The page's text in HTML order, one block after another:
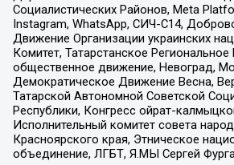
Социалистических Районов, Meta
Instagram, WhatsApp, СИЧ-С14,
Движение Организации украинских
Комитет, Татарстанское Региональное
общественное движение, Невоград,
Демократическое Движение Весна,
Татарской Автономной Советской
Республики, Конгресс ойрат-
Исполнительный комитет совета
Красноярского края, Этническое
объединение, ЛГБТ, Я.МЫ Сергей